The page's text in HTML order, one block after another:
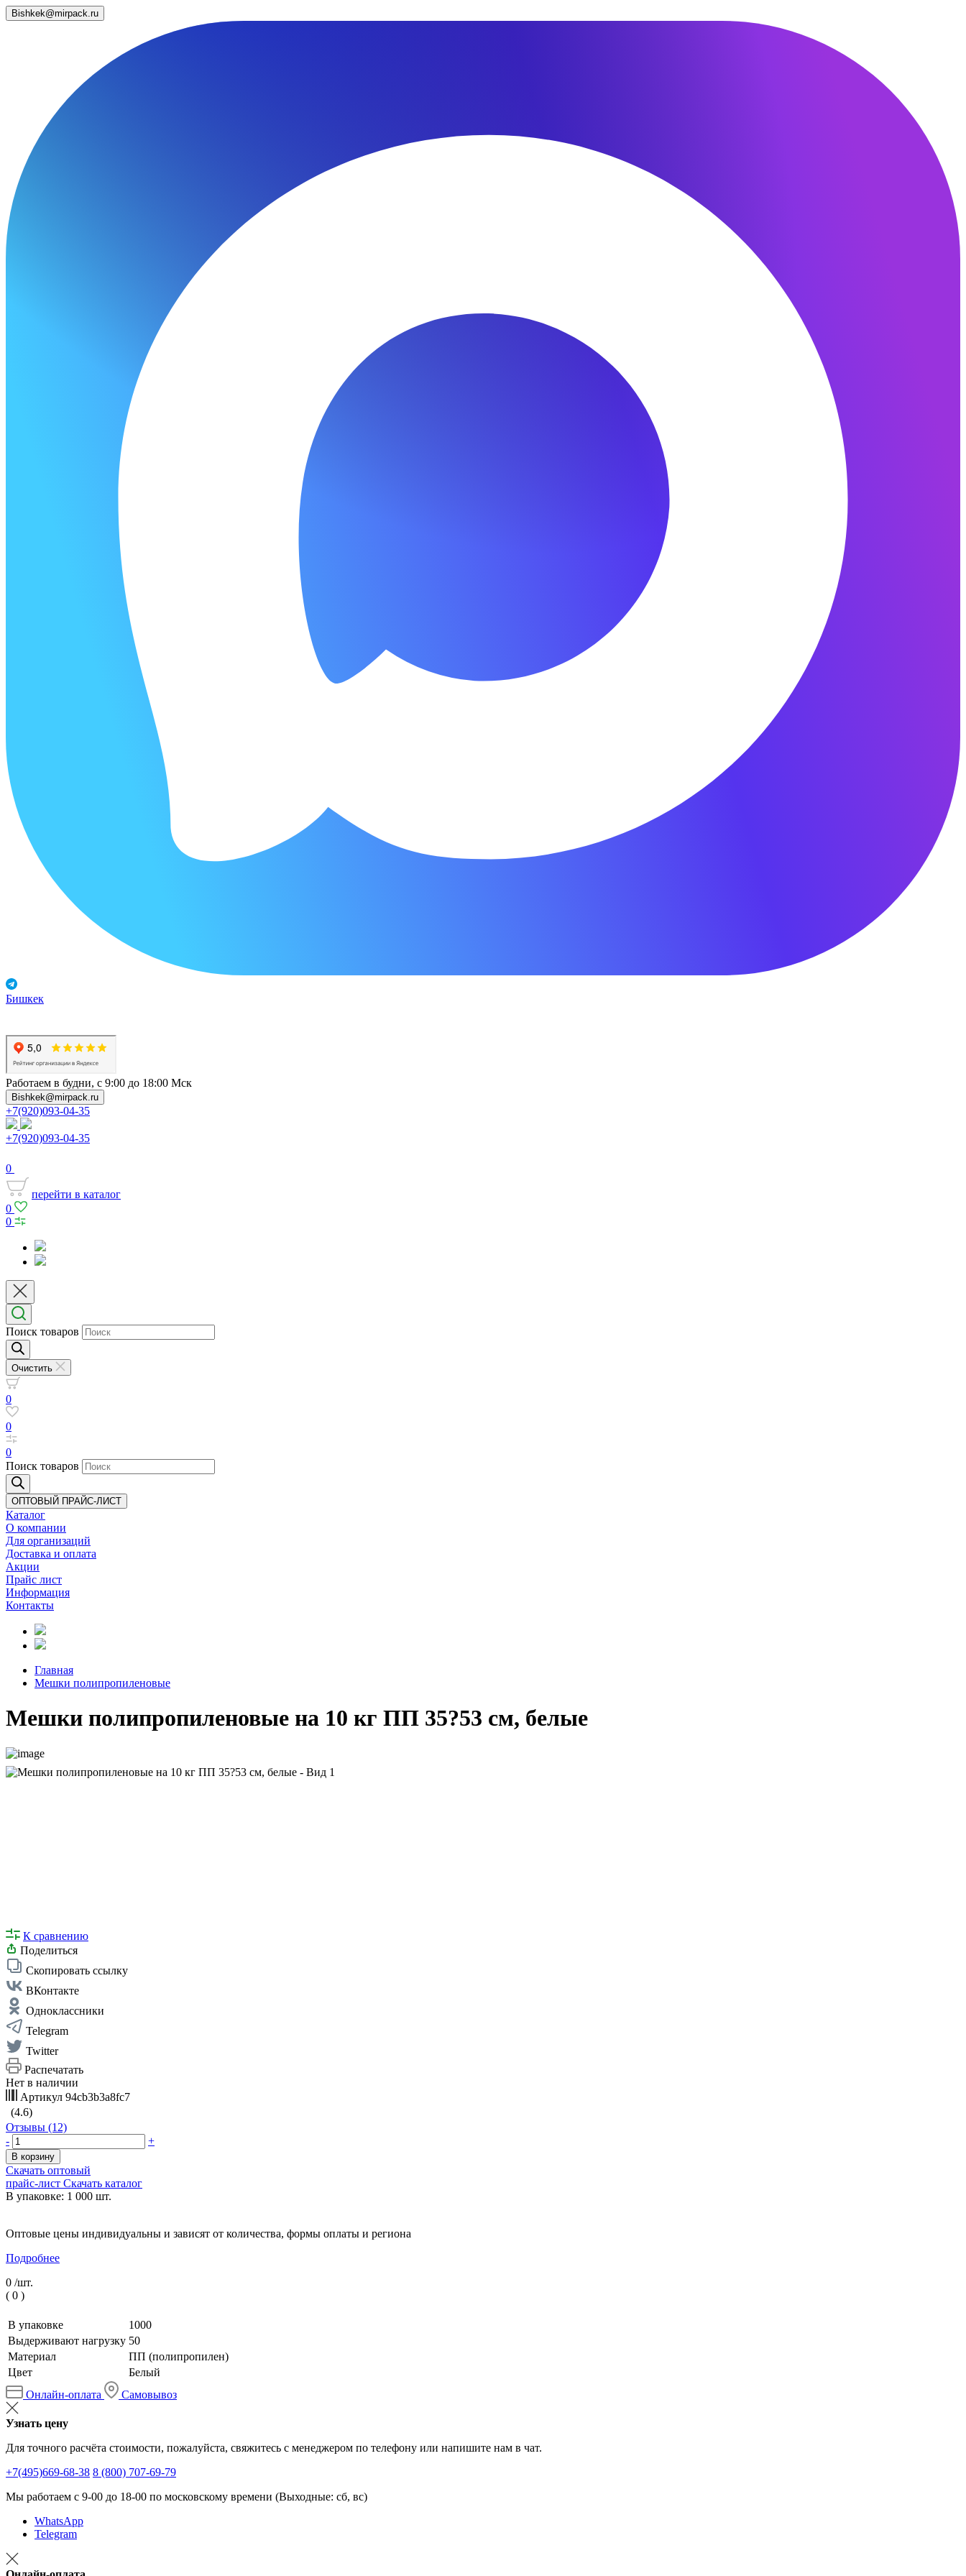
Bishkek@mirpack.ru
Бишкек
Работаем в будни, с 9:00 до 18:00 Мск
Bishkek@mirpack.ru
+7(920)093-04-35
+7(920)093-04-35
0
перейти в каталог
0
0
Поиск товаров
Очистить
0
0
0
Поиск товаров
ОПТОВЫЙ ПРАЙС-ЛИСТ
Каталог
О компании
Для организаций
Доставка и оплата
Акции
Прайс лист
Информация
Контакты
Главная
Мешки полипропиленовые
Мешки полипропиленовые на 10 кг ПП 35?53 см, белые
К сравнению
Поделиться
Скопировать ссылку
ВКонтакте
Одноклассники
Telegram
Twitter
Распечатать
Нет в наличии
Артикул 94cb3b3a8fc7
(4.6)
Отзывы (12)
-
+
В корзину
Скачать оптовый
прайс-лист Скачать каталог
В упаковке: 1 000 шт.
Оптовые цены индивидуальны и зависят от количества, формы оплаты и региона
Подробнее
0 /шт.
( 0 )
В упаковке
1000
Выдерживают нагрузку 50
Материал
ПП (полипропилен)
Цвет
Белый
Онлайн-оплата
Самовывоз
Узнать цену
Для точного расчёта стоимости, пожалуйста, свяжитесь с менеджером по телефону или напишите нам в чат.
+7(495)669-68-38 8 (800) 707-69-79
Мы работаем с 9-00 до 18-00 по московскому времени (Выходные: сб, вс)
WhatsApp
Telegram